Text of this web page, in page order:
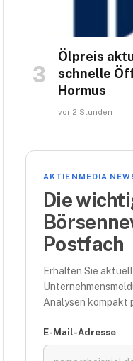
Ölpreis
schnelle
Hormus
vor 2 Stunden
AKTIENMEDIA
Die
Postfach
Erhalten Sie
Analysen kompakt
E-Mail-Adresse